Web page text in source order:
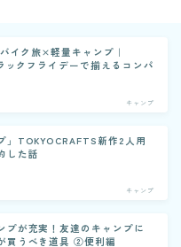
イク旅×軽量キャンプ｜
ックフライデーで揃えるコンパ
キャンプ
」TOKYOCRAFTS新作2人用
した話
キャンプ
プが充実！友達のキャンプに
買うべき道具 ②便利編